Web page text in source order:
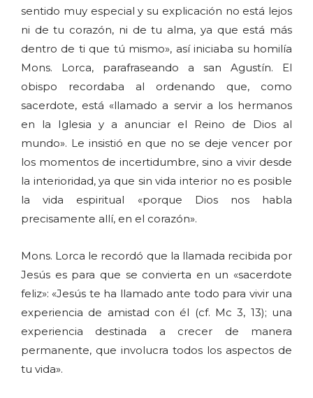
sentido muy especial y su explicación no está lejos
ni de tu corazón, ni de tu alma, ya que está más
dentro de ti que tú mismo», así iniciaba su homilía
Mons. Lorca, parafraseando a san Agustín. El
obispo recordaba al ordenando que, como
sacerdote, está «llamado a servir a los hermanos
en la Iglesia y a anunciar el Reino de Dios al
mundo». Le insistió en que no se deje vencer por
los momentos de incertidumbre, sino a vivir desde
la interioridad, ya que sin vida interior no es posible
la vida espiritual «porque Dios nos habla
precisamente allí, en el corazón».
Mons. Lorca le recordó que la llamada recibida por
Jesús es para que se convierta en un «sacerdote
feliz»: «Jesús te ha llamado ante todo para vivir una
experiencia de amistad con él (cf. Mc 3, 13); una
experiencia destinada a crecer de manera
permanente, que involucra todos los aspectos de
tu vida».